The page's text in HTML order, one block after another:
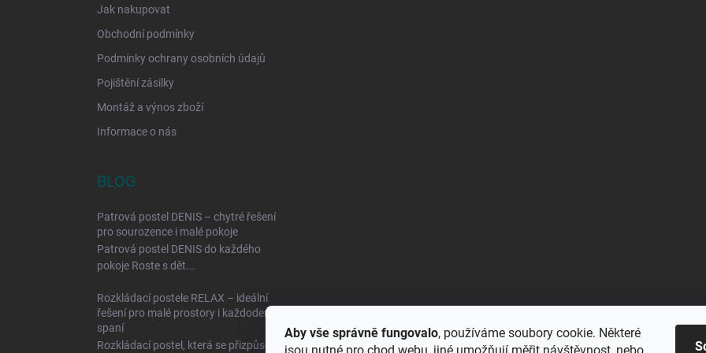
Aby vše správně fungovalo, používáme soubory cookie. Některé
Jak nakupovat
Obchodní podmínky
Podmínky ochrany osobních údajů
Pojištění zásilky
Montáž a výnos zboží
Informace o nás
BLOG
Patrová postel DENIS – chytré řešení
pro sourozence i malé pokoje
Patrová postel DENIS do každého
pokoje Roste s dět...
Rozkládací postele RELAX – ideální
řešení pro malé prostory i každodenní
spaní
Rozkládací postel, která se přizpůsobí